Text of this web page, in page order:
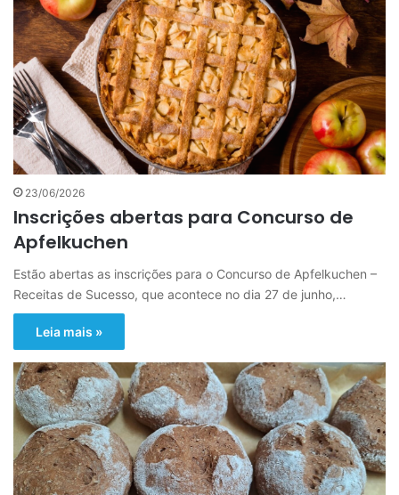
23/06/2026
Inscrições abertas para Concurso de
Apfelkuchen
Estão abertas as inscrições para o Concurso de Apfelkuchen –
Receitas de Sucesso, que acontece no dia 27 de junho,…
Leia mais »